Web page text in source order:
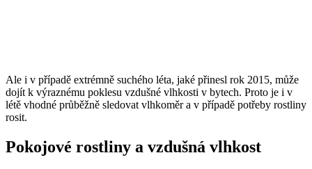
Ale i v případě extrémně suchého léta, jaké přinesl rok 2015, může
dojít k výraznému poklesu vzdušné vlhkosti v bytech. Proto je i v
létě vhodné průběžně sledovat vlhkoměr a v případě potřeby rostliny
rosit.
Pokojové rostliny a vzdušná vlhkost